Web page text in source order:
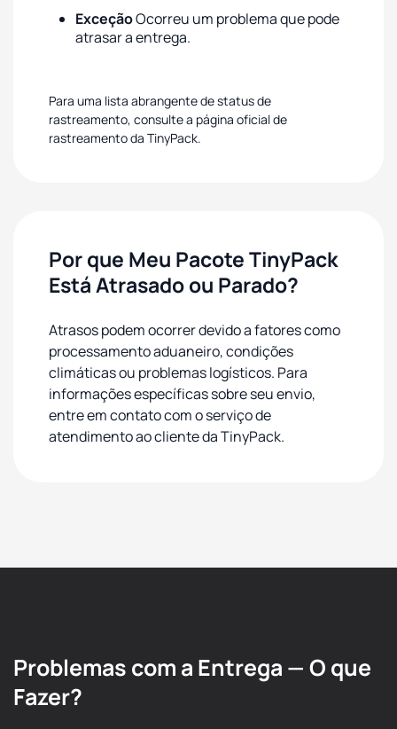
ExceçãoOcorreu um problema que pode
atrasar a entrega.
Para uma lista abrangente de status de
rastreamento, consulte a página oficial de
rastreamento da TinyPack.
Por que Meu Pacote TinyPack
Está Atrasado ou Parado?
Atrasos podem ocorrer devido a fatores como
processamento aduaneiro, condições
climáticas ou problemas logísticos. Para
informações específicas sobre seu envio,
entre em contato com o serviço de
atendimento ao cliente da TinyPack.
Problemas com a Entrega — O que
Fazer?